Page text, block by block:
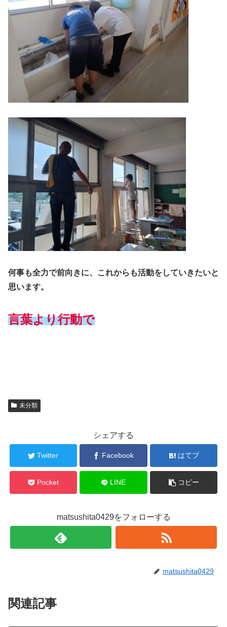
何事も全力で前向きに、これからも活動をしていきたいと
思います。
言葉より行動で
未分類
シェアする
Twitter Facebook はてブ
Pocket LINE コピー
matsushita0429をフォローする
matsushita0429
関連記事